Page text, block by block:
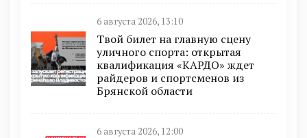
6 августа 2026, 13:10
Твой билет на главную сцену
уличного спорта: открытая
квалификация «КАРДО» ждет
райдеров и спортсменов из
Брянской области
6 августа 2026, 12:00